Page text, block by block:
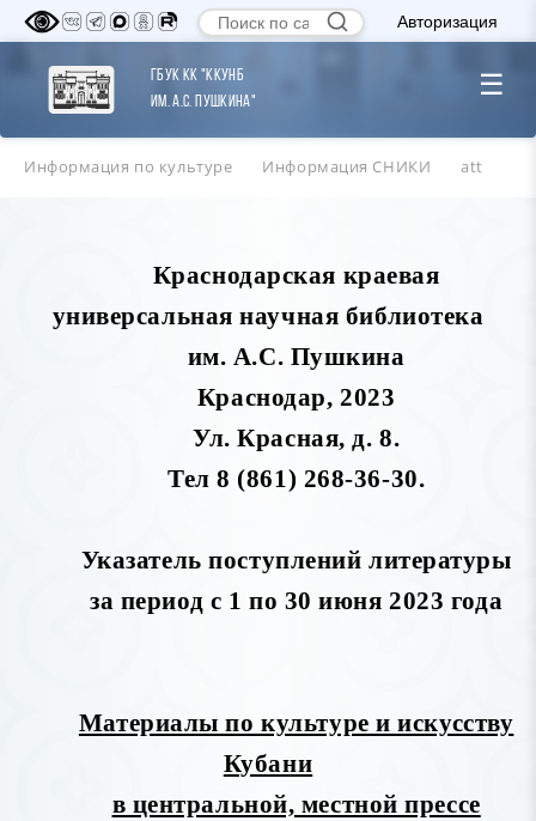
Авторизация
ГБУК КК "ККУНБ
им. А.С. Пушкина"
☰
Информация по культуре Информация СНИКИ att
Краснодарская краевая
универсальная научная библиотека
им. А.С. Пушкина
Краснодар, 2023
Ул. Красная, д. 8.
Тел 8 (861) 268-36-30.
Указатель поступлений литературы
за период с 1 по 30 июня 2023 года
Материалы по культуре и искусству
Кубани
в центральной, местной прессе